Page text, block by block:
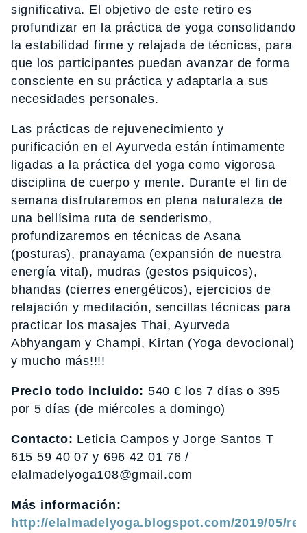
significativa. El objetivo de este retiro es
profundizar en la práctica de yoga consolidando
la estabilidad firme y relajada de técnicas, para
que los participantes puedan avanzar de forma
consciente en su práctica y adaptarla a sus
necesidades personales.
Las prácticas de rejuvenecimiento y
purificación en el Ayurveda están íntimamente
ligadas a la práctica del yoga como vigorosa
disciplina de cuerpo y mente. Durante el fin de
semana disfrutaremos en plena naturaleza de
una bellísima ruta de senderismo,
profundizaremos en técnicas de Asana
(posturas), pranayama (expansión de nuestra
energía vital), mudras (gestos psiquicos),
bhandas (cierres energéticos), ejercicios de
relajación y meditación, sencillas técnicas para
practicar los masajes Thai, Ayurveda
Abhyangam y Champi, Kirtan (Yoga devocional)
y mucho más!!!!
Precio todo incluido: 540 € los 7 días o 395
por 5 días (de miércoles a domingo)
Contacto: Leticia Campos y Jorge Santos T
615 59 40 07 y 696 42 01 76 /
elalmadelyoga108@gmail.com
Más información:
http://elalmadelyoga.blogspot.com/2019/05/